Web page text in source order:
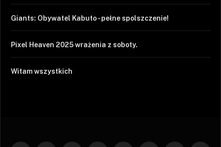
Giants: Obywatel Kabuto - pełne spolszczenie!
Pixel Heaven 2025 wrażenia z soboty.
Witam wszystkich